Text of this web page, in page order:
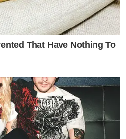
ดซึ่งตอนนี้มีละครอยู่หลายเรื่อง
คือเรื่องพรหมพิศวาส เจ้าตัวได้
เป็นปัทมา คาเรคเตอร์จะแซ่
บนั้น เป็นการพลิกบทบาทที่มา
านไปก็เครียดเพราะตัวละครมี
That Have Nothing To